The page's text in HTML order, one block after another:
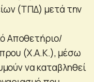
(ΤΠΔ) μετά την
Αποθετήριο/
(Χ.Α.Κ.), μέσω
να καταβληθεί